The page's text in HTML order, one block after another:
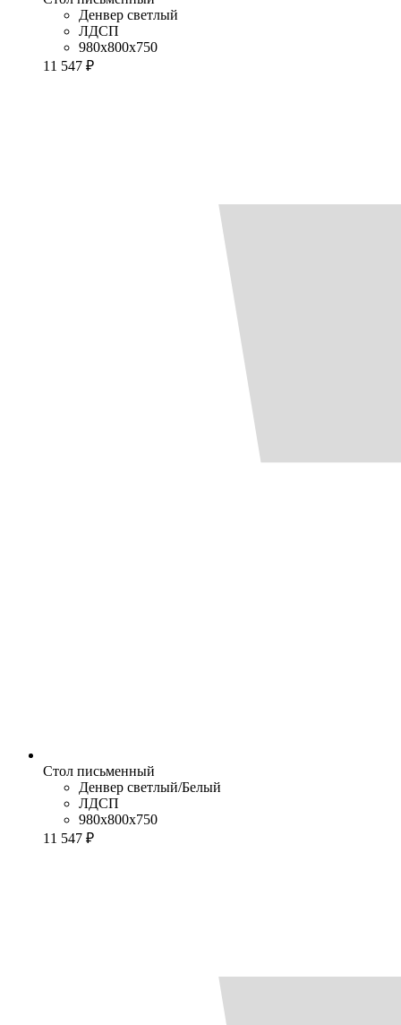
Денвер светлый
ЛДСП
980x800x750
11 547 ₽
Стол письменный
Денвер светлый/Белый
ЛДСП
980x800x750
11 547 ₽